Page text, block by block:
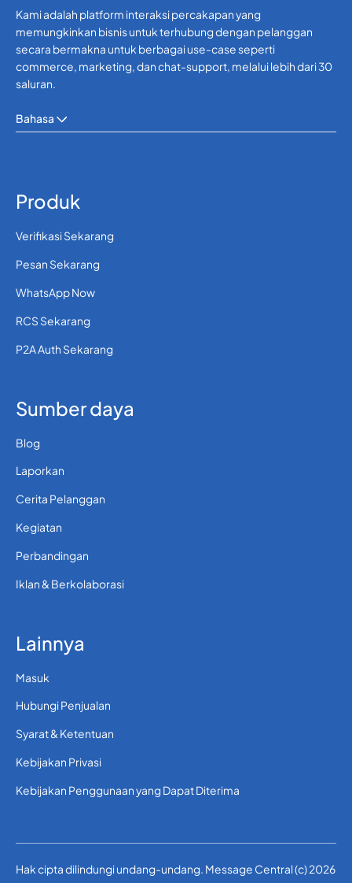
Kami adalah platform interaksi percakapan yang
memungkinkan bisnis untuk terhubung dengan pelanggan
secara bermakna untuk berbagai use-case seperti
commerce, marketing, dan chat-support, melalui lebih dari 30
saluran.
Bahasa
Produk
Verifikasi Sekarang
Pesan Sekarang
WhatsApp Now
RCS Sekarang
P2A Auth Sekarang
Sumber daya
Blog
Laporkan
Cerita Pelanggan
Kegiatan
Perbandingan
Iklan & Berkolaborasi
Lainnya
Masuk
Hubungi Penjualan
Syarat & Ketentuan
Kebijakan Privasi
Kebijakan Penggunaan yang Dapat Diterima
Hak cipta dilindungi undang-undang. Message Central (c) 2026